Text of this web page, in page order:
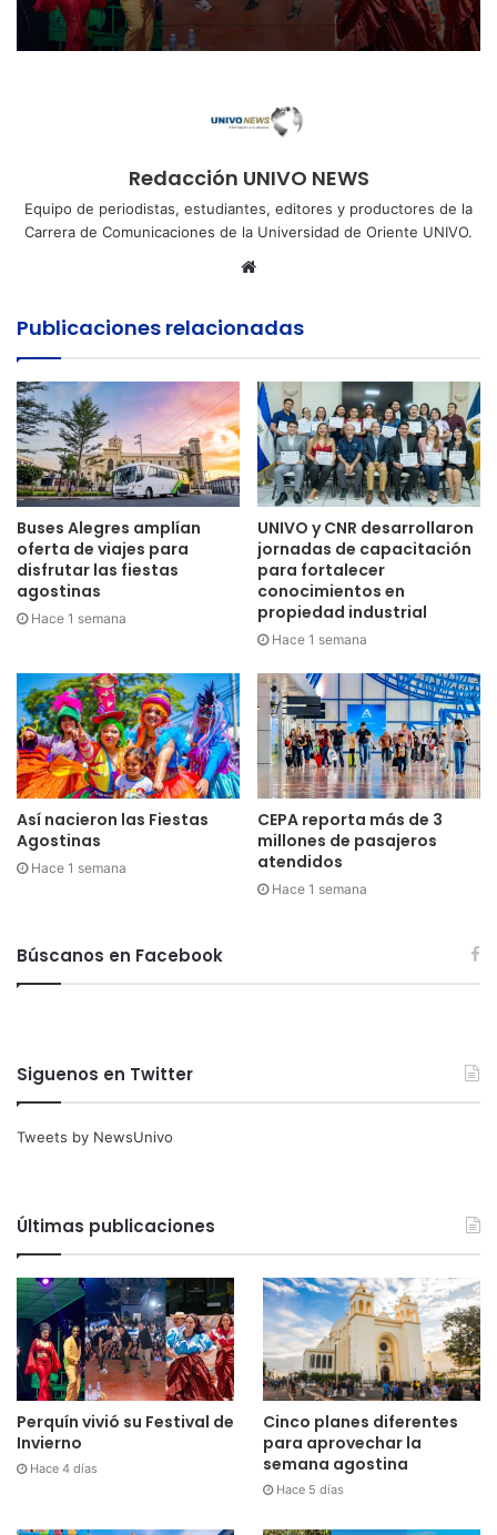
Redacción UNIVO NEWS
Equipo de periodistas, estudiantes, editores y productores de la
Carrera de Comunicaciones de la Universidad de Oriente UNIVO.
Sitio
Publicaciones relacionadas
Buses Alegres amplían
oferta de viajes para
disfrutar las fiestas
agostinas
Hace 1 semana
UNIVO y CNR desarrollaron
jornadas de capacitación
para fortalecer
conocimientos en
propiedad industrial
Hace 1 semana
Así nacieron las Fiestas
Agostinas
Hace 1 semana
CEPA reporta más de 3
millones de pasajeros
atendidos
Hace 1 semana
Búscanos en Facebook
Siguenos en Twitter
Tweets by NewsUnivo
Últimas publicaciones
Perquín vivió su Festival de
Invierno
Hace 4 días
Cinco planes diferentes
para aprovechar la
semana agostina
Hace 5 días